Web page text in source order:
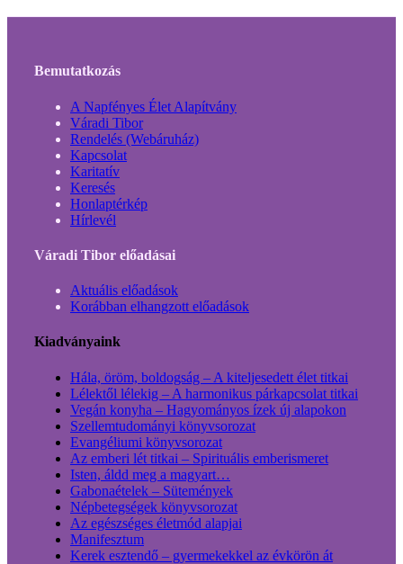
Bemutatkozás
A Napfényes Élet Alapítvány
Váradi Tibor
Rendelés (Webáruház)
Kapcsolat
Karitatív
Keresés
Honlaptérkép
Hírlevél
Váradi Tibor előadásai
Aktuális előadások
Korábban elhangzott előadások
Kiadványaink
Hála, öröm, boldogság – A kiteljesedett élet titkai
Lélektől lélekig – A harmonikus párkapcsolat titkai
Vegán konyha – Hagyományos ízek új alapokon
Szellemtudományi könyvsorozat
Evangéliumi könyvsorozat
Az emberi lét titkai – Spirituális emberismeret
Isten, áldd meg a magyart…
Gabonaételek – Sütemények
Népbetegségek könyvsorozat
Az egészséges életmód alapjai
Manifesztum
Kerek esztendő – gyermekekkel az évkörön át